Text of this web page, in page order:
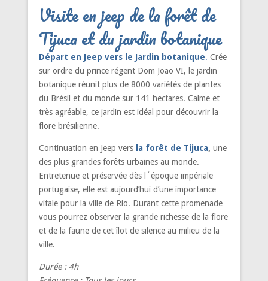
Visite en jeep de la forêt de
Tijuca et du jardin botanique
Départ en Jeep vers le Jardin botanique. Crée
sur ordre du prince régent Dom Joao VI, le jardin
botanique réunit plus de 8000 variétés de plantes
du Brésil et du monde sur 141 hectares. Calme et
très agréable, ce jardin est idéal pour découvrir la
flore brésilienne.
Continuation en Jeep vers la forêt de Tijuca, une
des plus grandes forêts urbaines au monde.
Entretenue et préservée dès l´époque impériale
portugaise, elle est aujourd’hui d’une importance
vitale pour la ville de Rio. Durant cette promenade
vous pourrez observer la grande richesse de la flore
et de la faune de cet îlot de silence au milieu de la
ville.
Durée : 4h